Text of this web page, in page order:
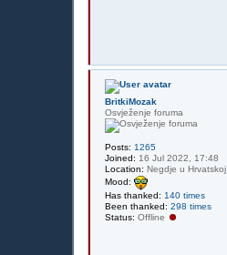
BritkiMozak
Osvježenje foruma
Posts: 1265
Joined: 16 Jul 2022, 17:48
Location: Negdje u Hrvatskoj
Mood:
Has thanked: 140 times
Been thanked: 298 times
Status: Offline